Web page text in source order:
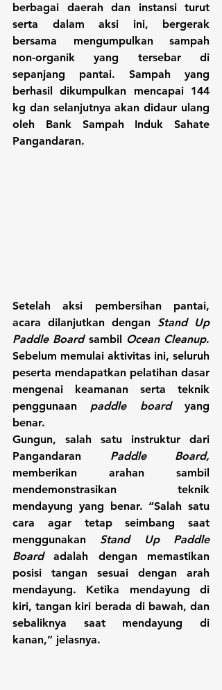
berbagai daerah dan instansi turut
serta dalam aksi ini, bergerak
bersama mengumpulkan sampah
non-organik yang tersebar di
sepanjang pantai. Sampah yang
berhasil dikumpulkan mencapai 144
kg dan selanjutnya akan didaur ulang
oleh Bank Sampah Induk Sahate
Pangandaran.
Setelah aksi pembersihan pantai,
acara dilanjutkan dengan Stand Up
Paddle Board sambil Ocean Cleanup.
Sebelum memulai aktivitas ini, seluruh
peserta mendapatkan pelatihan dasar
mengenai keamanan serta teknik
penggunaan paddle board yang
benar.
Gungun, salah satu instruktur dari
Pangandaran Paddle Board,
memberikan arahan sambil
mendemonstrasikan teknik
mendayung yang benar. “Salah satu
cara agar tetap seimbang saat
menggunakan Stand Up Paddle
Board adalah dengan memastikan
posisi tangan sesuai dengan arah
mendayung. Ketika mendayung di
kiri, tangan kiri berada di bawah, dan
sebaliknya saat mendayung di
kanan,” jelasnya.